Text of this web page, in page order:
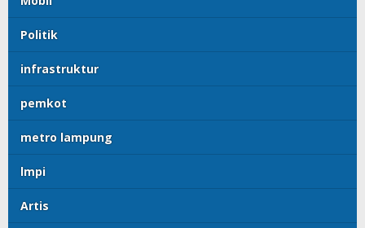
Politik
infrastruktur
pemkot
metro lampung
lmpi
Artis